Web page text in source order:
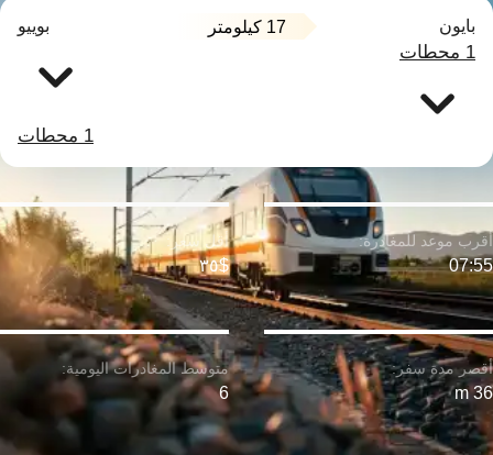
بايون 17 كيلومتر بوييو
1 محطات
1 محطات
36 m
07:55 $٣٥
6